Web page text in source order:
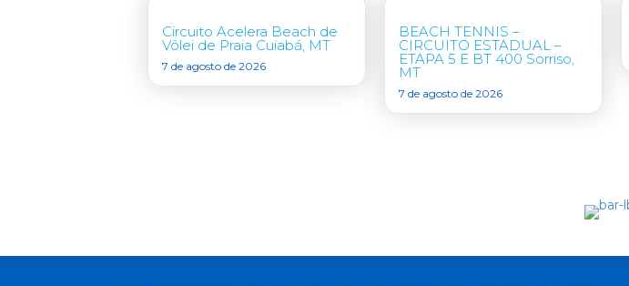
Circuito Acelera Beach de
Vôlei de Praia Cuiabá, MT
7 de agosto de 2026
BEACH TENNIS –
CIRCUITO ESTADUAL –
ETAPA 5 E BT 400 Sorriso,
MT
7 de agosto de 2026